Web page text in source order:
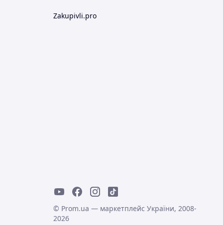
Zakupivli.pro
© Prom.ua — маркетплейс України, 2008-
2026